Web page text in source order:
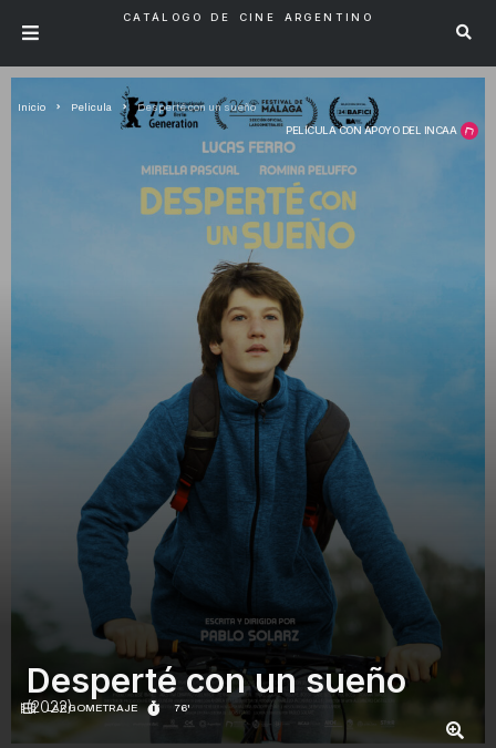
CATÁLOGO DE CINE ARGENTINO
PELÍCULA CON APOYO DEL INCAA
Inicio Pelicula Desperté con un sueño
LARGOMETRAJE 76'
Desperté con un sueño
(2022)